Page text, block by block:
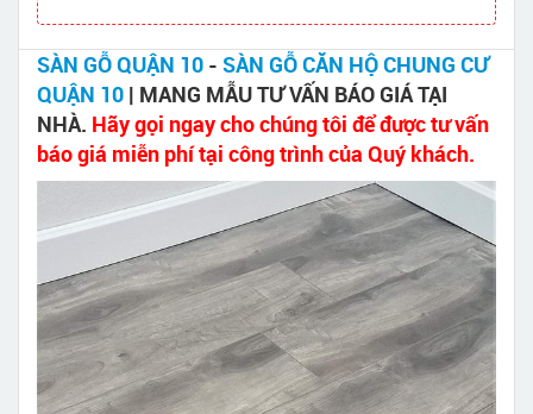
SÀN GỖ QUẬN 10 - SÀN GỖ CĂN HỘ CHUNG CƯ
QUẬN 10 | MANG MẪU TƯ VẤN BÁO GIÁ TẠI
NHÀ. Hãy gọi ngay cho chúng tôi để được tư vấn
báo giá miễn phí tại công trình của Quý khách.